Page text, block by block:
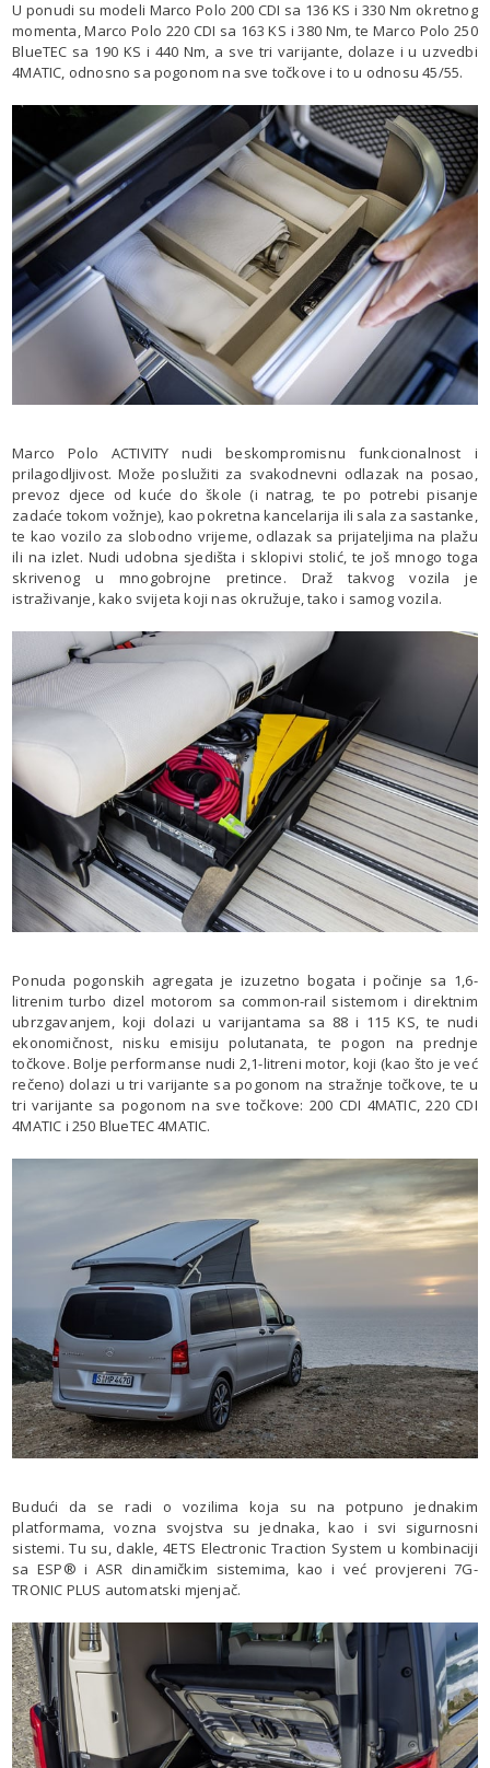
U ponudi su modeli Marco Polo 200 CDI sa 136 KS i 330 Nm okretnog
momenta, Marco Polo 220 CDI sa 163 KS i 380 Nm, te Marco Polo 250
BlueTEC sa 190 KS i 440 Nm, a sve tri varijante, dolaze i u uzvedbi
4MATIC, odnosno sa pogonom na sve točkove i to u odnosu 45/55.
Marco Polo ACTIVITY nudi beskompromisnu funkcionalnost i
prilagodljivost. Može poslužiti za svakodnevni odlazak na posao,
prevoz djece od kuće do škole (i natrag, te po potrebi pisanje
zadaće tokom vožnje), kao pokretna kancelarija ili sala za sastanke,
te kao vozilo za slobodno vrijeme, odlazak sa prijateljima na plažu
ili na izlet. Nudi udobna sjedišta i sklopivi stolić, te još mnogo toga
skrivenog u mnogobrojne pretince. Draž takvog vozila je
istraživanje, kako svijeta koji nas okružuje, tako i samog vozila.
Ponuda pogonskih agregata je izuzetno bogata i počinje sa 1,6-
litrenim turbo dizel motorom sa common-rail sistemom i direktnim
ubrzgavanjem, koji dolazi u varijantama sa 88 i 115 KS, te nudi
ekonomičnost, nisku emisiju polutanata, te pogon na prednje
točkove. Bolje performanse nudi 2,1-litreni motor, koji (kao što je već
rečeno) dolazi u tri varijante sa pogonom na stražnje točkove, te u
tri varijante sa pogonom na sve točkove: 200 CDI 4MATIC, 220 CDI
4MATIC i 250 BlueTEC 4MATIC.
Budući da se radi o vozilima koja su na potpuno jednakim
platformama, vozna svojstva su jednaka, kao i svi sigurnosni
sistemi. Tu su, dakle, 4ETS Electronic Traction System u kombinaciji
sa ESP® i ASR dinamičkim sistemima, kao i već provjereni 7G-
TRONIC PLUS automatski mjenjač.